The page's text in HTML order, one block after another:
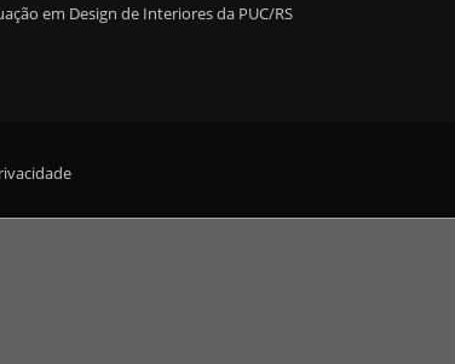
em Design de Interiores da PUC/RS